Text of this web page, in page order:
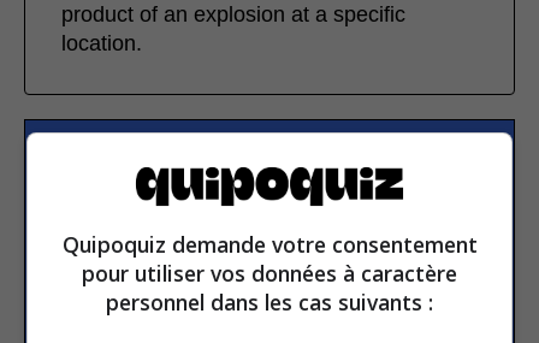
product of an explosion at a specific
location.
Subscribe to our
newsletter
Email address
Quipoquiz demande votre consentement
pour utiliser vos données à caractère
personnel dans les cas suivants :